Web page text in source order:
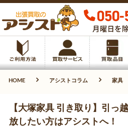
HOME アシストコラム 家具
【大塚家具 引き取り】引っ
放したい方はアシストへ！